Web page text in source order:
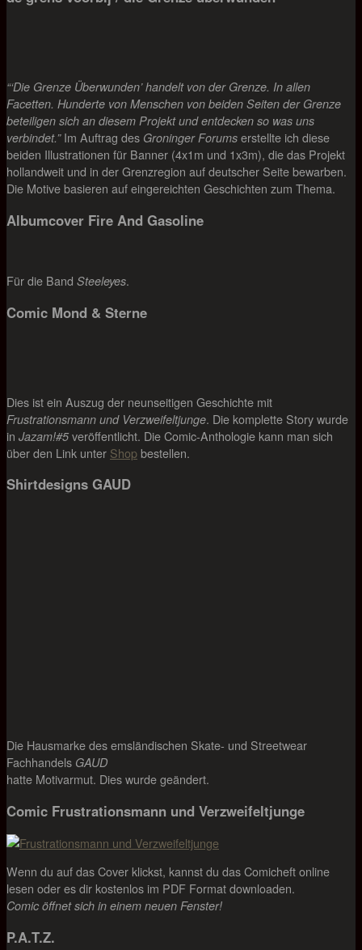
“‘Die Grenze Überwunden’ handelt von der Grenze. In allen
Facetten. Hunderte von Menschen von beiden Seiten der Grenze
beteiligen sich an diesem Projekt und entdecken so was uns
verbindet.”Im Auftrag des Groninger Forums erstellte ich diese
beiden Illustrationen für Banner (4x1m und 1x3m), die das Projekt
hollandweit und in der Grenzregion auf deutscher Seite bewarben.
Die Motive basieren auf eingereichten Geschichten zum Thema.
Albumcover Fire And Gasoline
Für die Band Steeleyes.
Comic Mond & Sterne
Dies ist ein Auszug der neunseitigen Geschichte mit
Frustrationsmann und Verzweifeltjunge. Die komplette Story wurde
in Jazam!#5 veröffentlicht. Die Comic-Anthologie kann man sich
über den Link unter Shopbestellen.
Shirtdesigns GAUD
Die Hausmarke des emsländischen Skate- und Streetwear
Fachhandels GAUD
hatte Motivarmut. Dies wurde geändert.
Comic Frustrationsmann und Verzweifeltjunge
Wenn du auf das Cover klickst, kannst du das Comicheft online
lesen oder es dir kostenlos im PDF Format downloaden.
Comic öffnet sich in einem neuen Fenster!
P.A.T.Z.